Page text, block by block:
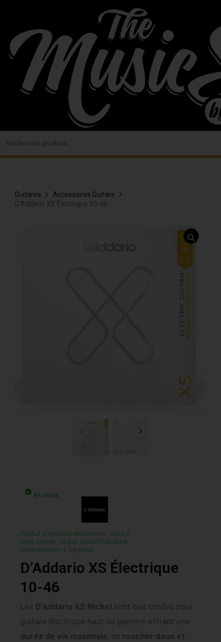
contenu
Guitares
Accessoires Guitare
D’Addario XS Électrique 10-46
En stock
Produit disponible en livraison¹ sous 3
jours ouvrés, ou des aujourd’hui dans
notre magasin a Trégueux.
D’Addario XS Électrique
10-46
Les D’Addario XS Nickel sont des cordes pour
guitare électrique haut de gamme offrant une
durée de vie maximale, un toucher doux et